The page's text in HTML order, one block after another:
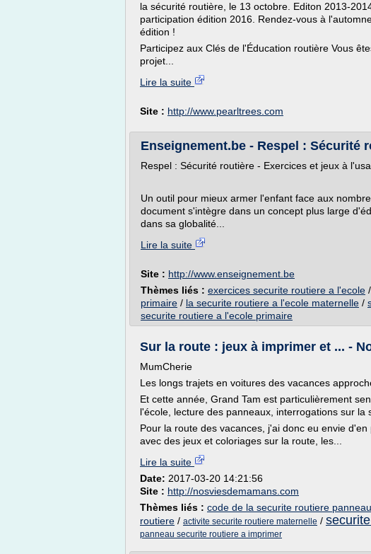
la sécurité routière, le 13 octobre. Editon 2013-
participation édition 2016. Rendez-vous à
édition !
Participez aux Clés de l'Éducation routière Vous
projet...
Lire la suite
Site : http://www.pearltrees.com
Enseignement.be - Respel : Sécurité
Respel : Sécurité routière - Exercices et jeux à
Un outil pour mieux armer l'enfant face aux
document s'intègre dans un concept plus large
dans sa globalité...
Lire la suite
Site : http://www.enseignement.be
Thèmes liés : exercices securite routiere a l'ecole /
primaire / la securite routiere a l'ecole maternelle /
securite routiere a l'ecole primaire
Sur la route : jeux à imprimer et ... -
MumCherie
Les longs trajets en voitures des vacances
Et cette année, Grand Tam est particulièrement
l'école, lecture des panneaux, interrogations sur la
Pour la route des vacances, j'ai donc eu envie
avec des jeux et coloriages sur la route, les...
Lire la suite
Date: 2017-03-20 14:21:56
Site : http://nosviesdemamans.com
Thèmes liés : code de la securite routiere
routiere / activite securite routiere maternelle /
panneau securite routiere a imprimer